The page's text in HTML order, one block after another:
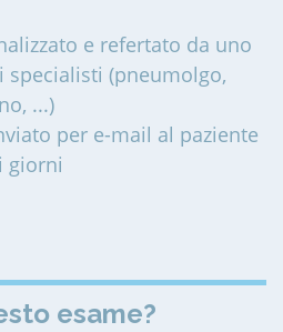
e refertato da uno
(pneumolgo,
...)
per e-mail al paziente
giorni
esame?